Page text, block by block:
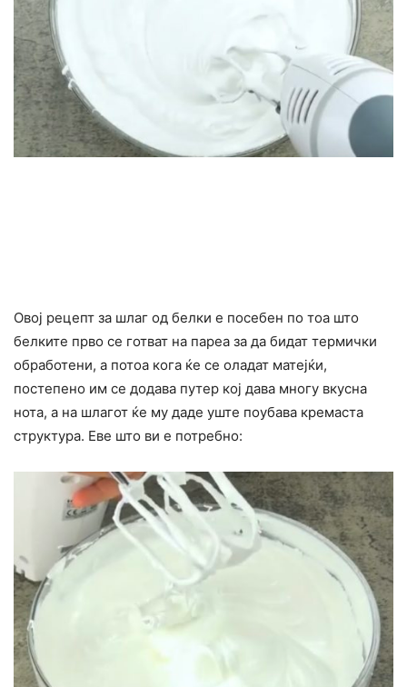
Овој рецепт за шлаг од белки е посебен по тоа што
белките прво се готват на пареа за да бидат термички
обработени, а потоа кога ќе се оладат матејќи,
постепено им се додава путер кој дава многу вкусна
нота, а на шлагот ќе му даде уште поубава кремаста
структура. Еве што ви е потребно: